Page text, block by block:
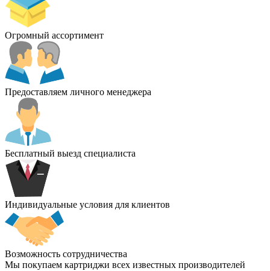
Огромный ассортимент
Предоставляем личного менеджера
Бесплатный выезд специалиста
Индивидуальные условия для клиентов
Возможность сотрудничества
Мы покупаем картриджи всех известных производителей